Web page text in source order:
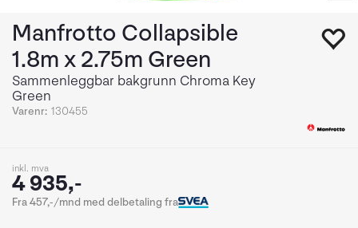
Manfrotto Collapsible
1.8m x 2.75m Green
Sammenleggbar bakgrunn Chroma Key
Green
Varenr: 130455
inkl. mva
4 935,-
Fra 457,-/mnd med delbetaling fra